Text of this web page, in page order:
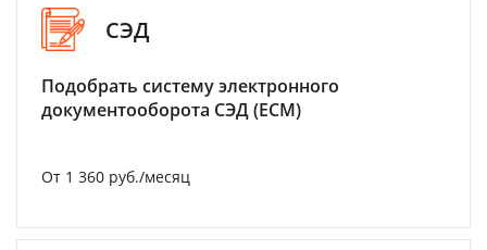
СЭД
Подобрать систему электронного
документооборота СЭД (ECM)
От 1 360 руб./месяц